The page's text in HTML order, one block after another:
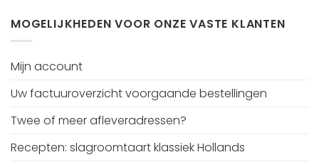
MOGELIJKHEDEN VOOR ONZE VASTE KLANTEN
Mijn account
Uw factuuroverzicht voorgaande bestellingen
Twee of meer afleveradressen?
Recepten: slagroomtaart klassiek Hollands